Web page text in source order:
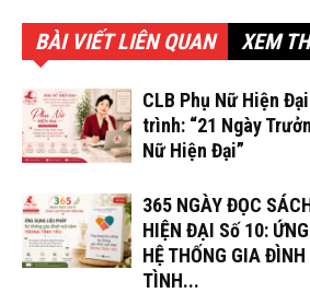
BÀI VIẾT LIÊN QUAN XEM
CLB Phụ Nữ Hiện
trình: “21 Ngày
Nữ Hiện Đại”
365 NGÀY ĐỌC
HIỆN ĐẠI Số 10:
HỆ THỐNG GIA
TÌNH...